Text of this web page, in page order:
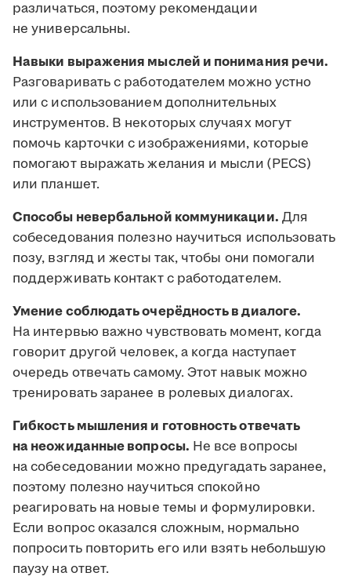
различаться, поэтому рекомендации
не универсальны.
Навыки выражения мыслей и понимания речи.
Разговаривать с работодателем можно устно
или с использованием дополнительных
инструментов. В некоторых случаях могут
помочь карточки с изображениями, которые
помогают выражать желания и мысли (PECS)
или планшет.
Способы невербальной коммуникации. Для
собеседования полезно научиться использовать
позу, взгляд и жесты так, чтобы они помогали
поддерживать контакт с работодателем.
Умение соблюдать очерёдность в диалоге.
На интервью важно чувствовать момент, когда
говорит другой человек, а когда наступает
очередь отвечать самому. Этот навык можно
тренировать заранее в ролевых диалогах.
Гибкость мышления и готовность отвечать
на неожиданные вопросы. Не все вопросы
на собеседовании можно предугадать заранее,
поэтому полезно научиться спокойно
реагировать на новые темы и формулировки.
Если вопрос оказался сложным, нормально
попросить повторить его или взять небольшую
паузу на ответ.